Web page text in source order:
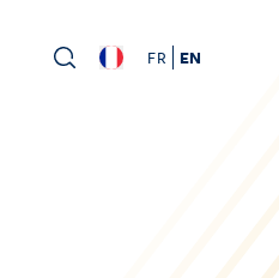
FR EN